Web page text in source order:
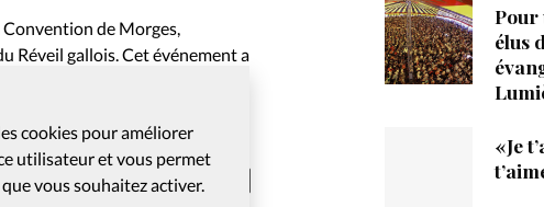
cookies pour améliorer
utilisateur et vous permet
vous souhaitez activer.
Convention de Morges,
Réveil gallois. Cet événement a
influence étonnants dans les
un lieu de…
Abonnés
Pour
élus
«Je